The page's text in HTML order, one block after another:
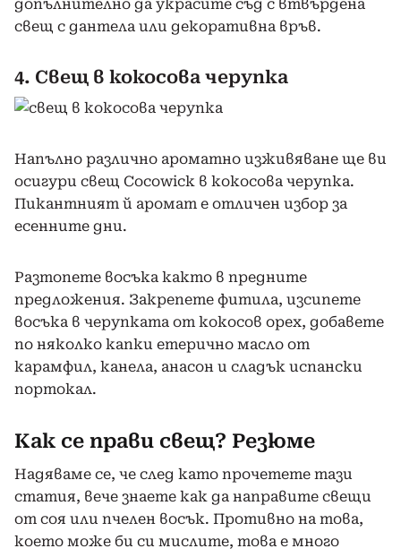
допълнително да украсите съд с втвърдена
свещ с дантела или декоративна връв.
4. Свещ в кокосова черупка
Напълно различно ароматно изживяване ще ви
осигури свещ Cocowick в кокосова черупка.
Пикантният й аромат е отличен избор за
есенните дни.
Разтопете восъка както в предните
предложения. Закрепете фитила, изсипете
восъка в черупката от кокосов орех, добавете
по няколко капки етерично масло от
карамфил, канела, анасон и сладък испански
портокал.
Как се прави свещ? Резюме
Надяваме се, че след като прочетете тази
статия, вече знаете как да направите свещи
от соя или пчелен восък. Противно на това,
което може би си мислите, това е много